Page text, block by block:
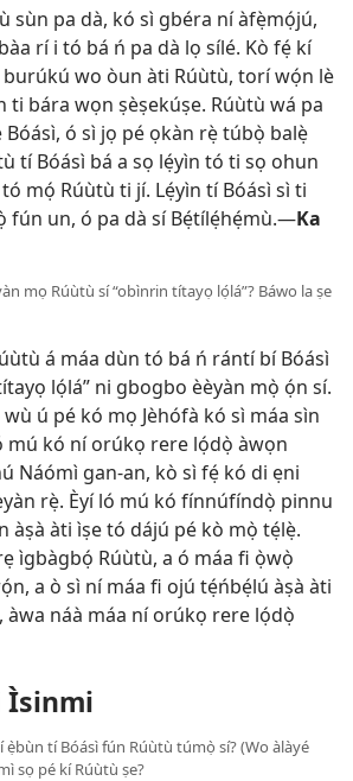
sùn pa dà, kó sì gbéra ní àfẹ̀mọ́jú,
rí i tó bá ń pa dà lọ sílé. Kò fẹ́ kí
wo òun àti Rúùtù, torí wọ́n lè
ti bára wọn ṣèṣekúṣe. Rúùtù wá pa
ó sì jọ pé ọkàn rẹ̀ túbọ̀ balẹ̀
tí Bóásì bá a sọ lẹ́yìn tó ti sọ ohun
mọ́ Rúùtù ti jí. Lẹ́yìn tí Bóásì sì ti
fún un, ó pa dà sí Bẹ́tílẹ́hẹ́mù.—Ka
mọ Rúùtù sí “obìnrin títayọ lọ́lá”? Báwo la ṣe
á máa dùn tó bá ń rántí bí Bóásì
lọ́lá” ni gbogbo èèyàn mọ̀ ọ́n sí.
ú pé kó mọ Jèhófà kó sì máa sìn
mú kó ní orúkọ rere lọ́dọ̀ àwọn
Náómì gan-an, kò sì fẹ́ kó di ẹni
rẹ̀. Èyí ló mú kó fínnúfíndọ̀ pinnu
àṣà àti ìṣe tó dájú pé kò mọ̀ tẹ́lẹ̀.
ìgbàgbọ́ Rúùtù, a ó máa fi ọ̀wọ̀
a ò sì ní máa fi ojú tẹ́ńbẹ́lú àṣà àti
àwa náà máa ní orúkọ rere lọ́dọ̀
Ìsinmi
ẹ̀bùn tí Bóásì fún Rúùtù túmọ̀ sí? (Wo àlàyé
sọ pé kí Rúùtù ṣe?